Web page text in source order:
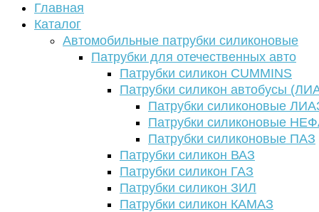
Главная
Каталог
Автомобильные патрубки силиконовые
Патрубки для отечественных авто
Патрубки силикон CUMMINS
Патрубки силикон автобусы
Патрубки силиконовые
Патрубки силиконовые
Патрубки силиконовые ПАЗ
Патрубки силикон ВАЗ
Патрубки силикон ГАЗ
Патрубки силикон ЗИЛ
Патрубки силикон КАМАЗ